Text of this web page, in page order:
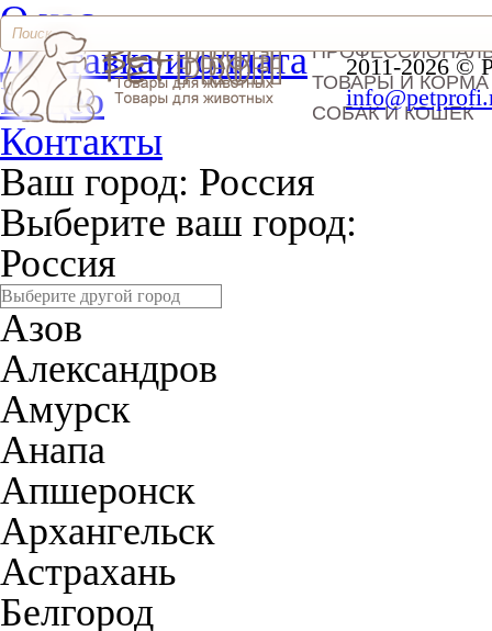
О нас
Доставка и оплата
Видео
Контакты
Ваш город: Россия
Выберите ваш город:
Россия
Азов
Александров
Амурск
Анапа
Апшеронск
Архангельск
Астрахань
Белгород
ТОВАРЫ И
СОБАК И КОШЕК
2011-2026 ©